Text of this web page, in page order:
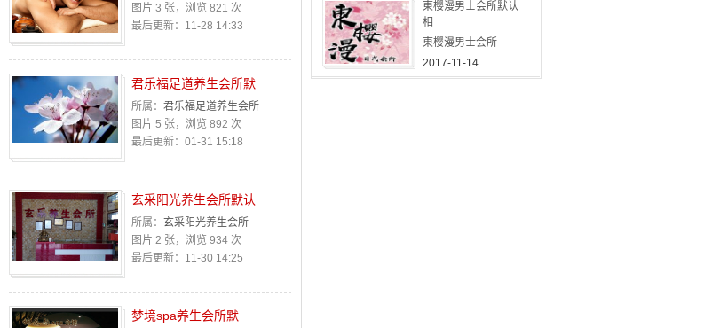
图片 3 张，浏览 821 次
最后更新：11-28 14:33
君乐福足道养生会所默
所属： 君乐福足道养生会所
图片 5 张，浏览 892 次
最后更新：01-31 15:18
玄采阳光养生会所默认
所属： 玄采阳光养生会所
图片 2 张，浏览 934 次
最后更新：11-30 14:25
梦境spa养生会所默
東樱漫男士会所默认
相
東樱漫男士会所
2017-11-14